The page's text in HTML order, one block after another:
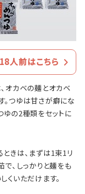
人前はこちら
オカベの麺とオカベ
。つゆは甘さが癖にな
ゆの2種類をセットに
きは、まずは1束1リ
、しっかりと麺をも
くいただけます。